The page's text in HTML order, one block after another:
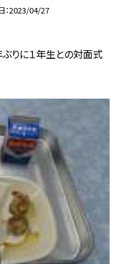
2023/04/27
ぶりに１年生との対面式